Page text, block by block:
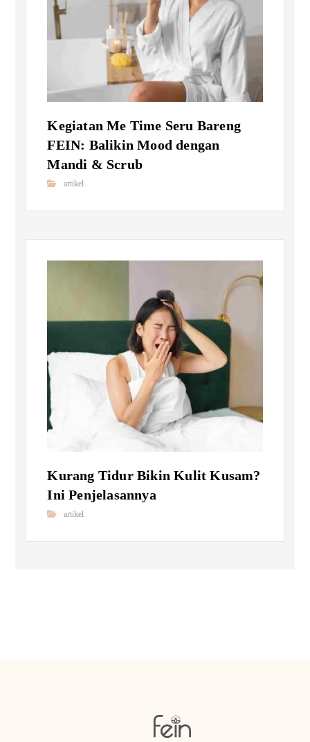
Kegiatan Me Time Seru Bareng
FEIN: Balikin Mood dengan
Mandi & Scrub
artikel
Kurang Tidur Bikin Kulit Kusam?
Ini Penjelasannya
artikel